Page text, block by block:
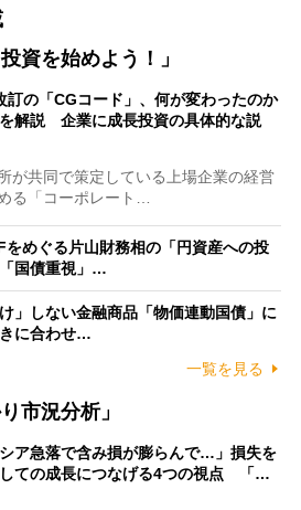
資を始めよう！」
訂の「CGコード」、何が変わったのか
解説 企業に成長投資の具体的な説
が共同で策定している上場企業の経営
る「コーポレート…
をめぐる片山財務相の「円資産への投
国債重視」…
」しない金融商品「物価連動国債」に
に合わせ…
一覧を見る
市況分析」
シア急落で含み損が膨らんで…」損失を
ての成長につなげる4つの視点 「…